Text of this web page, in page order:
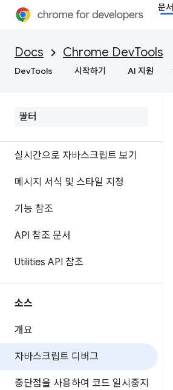
문서
Docs Chrome DevTools
DevTools 시작하기 AI 지원
콘솔
콘솔 통계로 오류 및 경고 이해하
기
실시간으로 자바스크립트 보기
메시지 서식 및 스타일 지정
기능 참조
API 참조 문서
Utilities API 참조
소스
개요
자바스크립트 디버그
중단점을 사용하여 코드 일시중지